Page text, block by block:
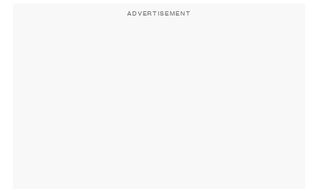
ADVERTISEMENT